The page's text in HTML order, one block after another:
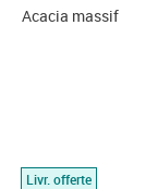
Livr. offerte